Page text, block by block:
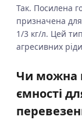
Так. Посилена
призначена
1/3 кг/л. Цей
агресивних
Чи можна
ємності